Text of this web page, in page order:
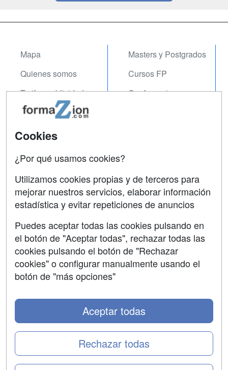
Mapa
Quienes somos
Tarifas publicidad
Acceso Usuarios
Acceso Centros
Masters y Postgrados
Cursos FP
Conferencias
Contactar
Confidencialidad
Aviso legal
Copyleft
Cookies
¿Por qué usamos cookies?
Utilizamos cookies propias y de terceros para
mejorar nuestros servicios, elaborar información
estadística y evitar repeticiones de anuncios
Puedes aceptar todas las cookies pulsando en
el botón de "Aceptar todas", rechazar todas las
cookies pulsando el botón de "Rechazar
cookies" o configurar manualmente usando el
botón de "más opciones"
Rechazar todas
Aceptar todas